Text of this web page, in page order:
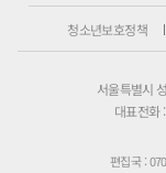
청소년보호정책
서울특별시
대표전화
편집국 :